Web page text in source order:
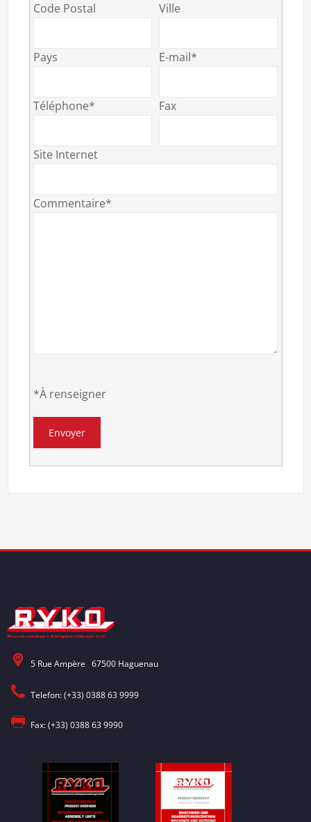
Code Postal Ville
Pays E-mail*
Téléphone* Fax
Site Internet
Commentaire*
*À renseigner
5 Rue Ampère 67500 Haguenau
Telefon: (+33) 0388 63 9999
Fax: (+33) 0388 63 9990